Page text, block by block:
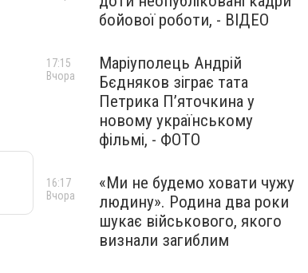
бойової роботи, - ВІДЕО
Маріуполець Андрій
Бєдняков зіграє тата
Петрика П’яточкина у
новому українському
фільмі, - ФОТО
17:15
Вчора
«Ми не будемо ховати чужу
людину». Родина два роки
шукає військового, якого
визнали загиблим
16:17
Вчора